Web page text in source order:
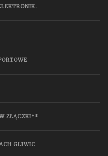
ZŁĄCZKI**
GLIWIC